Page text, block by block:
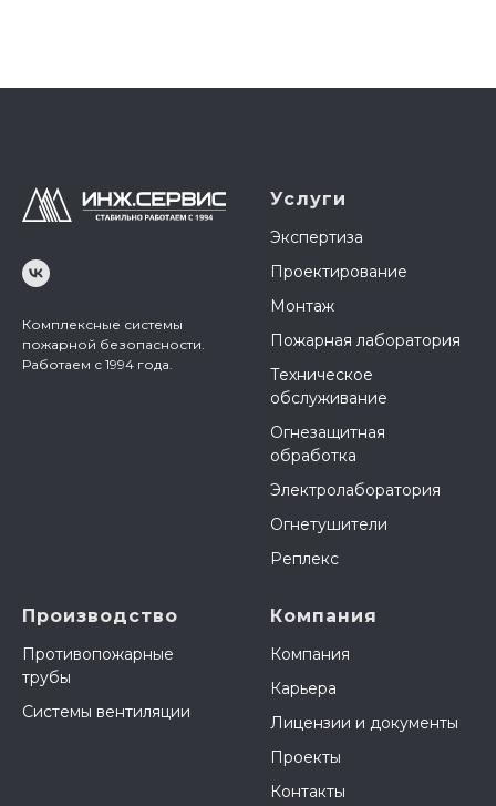
Комплексные системы
пожарной безопасности.
Работаем с 1994 года.
Услуги
Экспертиза
Проектирование
Монтаж
Пожарная лаборатория
Техническое
обслуживание
Огнезащитная
обработка
Электролаборатория
Огнетушители
Реплекс
Производство
Противопожарные
трубы
Системы вентиляции
Компания
Компания
Карьера
Лицензии и документы
Проекты
Контакты